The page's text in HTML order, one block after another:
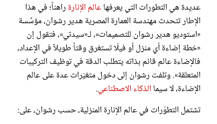
عديدة هي التطورات التي يعرفهاعالم الإنارة راهناً؛ في هذا
الإطار تتحدث مهندسة العمارة المصرية هدير رشوان، مؤسِّسة
«استوديو هدير رشوان للتصميمات»، لـ«سيدتي»، فتقول إن
«خطة إضاءة أي منزل أو فيلّا تستغرق وقتاً طويلاً في الإعداد،
فالإضاءة عالم قائم بذاته يتطلب الدقة في توظيف التركيبات
المتعلقة». وتلفت رشوان إلى دخول متغيّرات عدة على عالم
الإضاءة، لا سيما الذكاء الاصطناعي.
تشتمل التطوّرات في عالم الإنارة المنزلية، حسب رشوان، على: